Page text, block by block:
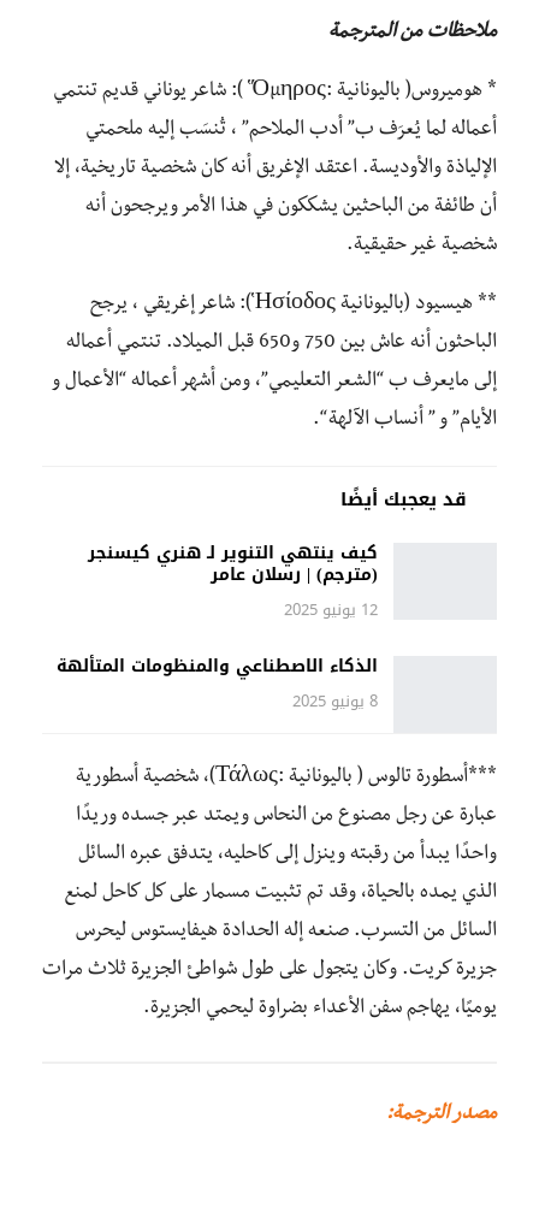
ملاحظات من المترجمة
* هوميروس( باليونانية :Ὅμηρος ): شاعر يوناني قديم تنتمي
أعماله لما يُعرَف ب” أدب الملاحم” ، تُنسَب إليه ملحمتي
الإلياذة والأوديسة. اعتقد الإغريق أنه كان شخصية تاريخية، إلا
أن طائفة من الباحثين يشككون في هذا الأمر ويرجحون أنه
شخصية غير حقيقية.
** هيسيود (باليونانية Ἡσίοδος): شاعر إغريقي ، يرجح
الباحثون أنه عاش بين 750 و650 قبل الميلاد. تنتمي أعماله
إلى مايعرف ب “الشعر التعليمي”، ومن أشهر أعماله “الأعمال و
الأيام” و ” أنساب الآلهة “.
قد يعجبك أيضًا
كيف ينتهي التنوير لـ هنري كيسنجر
(مترجم) | رسلان عامر
12 يونيو 2025
الذكاء الاصطناعي والمنظومات المتألهة
8 يونيو 2025
***أسطورة تالوس ( باليونانية :Τάλως)‏، شخصية أسطورية
عبارة عن رجل مصنوع من النحاس ويمتد عبر جسده وريدًا
واحدًا يبدأ من رقبته وينزل إلى كاحليه، يتدفق عبره السائل
الذي يمده بالحياة، وقد تم تثبيت مسمار على كل كاحل لمنع
السائل من التسرب. صنعه إله الحدادة هيفايستوس ليحرس
جزيرة كريت. وكان يتجول على طول شواطئ الجزيرة ثلاث مرات
يوميًا، يهاجم سفن الأعداء بضراوة ليحمي الجزيرة.
مصدر الترجمة: